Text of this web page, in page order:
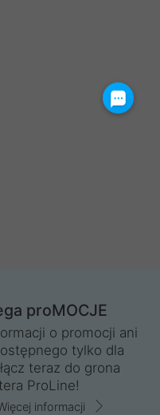
proMOCJE
o promocji ani
tylko dla
teraz do grona
ProLine!
informacji